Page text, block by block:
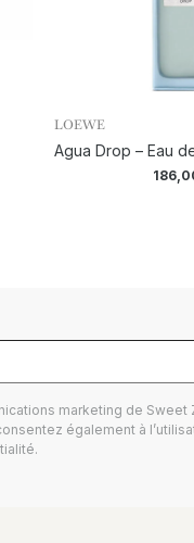
LOEWE
Agua Drop – Eau
marketing de Sweet
également à